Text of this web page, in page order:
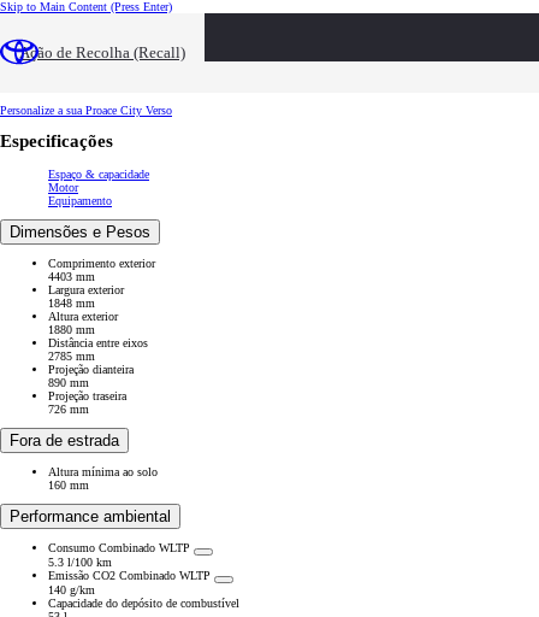
Skip to Main Content (Press Enter)
Ação de Recolha (Recall)
Modelos e Especificações
Preços e Promoções
Personalize a sua Proace City Verso
Especificações
Espaço & capacidade
Motor
Equipamento
Dimensões e Pesos
Comprimento exterior
4403 mm
Largura exterior
1848 mm
Altura exterior
1880 mm
Distância entre eixos
2785 mm
Projeção dianteira
890 mm
Projeção traseira
726 mm
Fora de estrada
Altura mínima ao solo
160 mm
Performance ambiental
Consumo Combinado WLTP
5.3 l/100 km
Emissão CO2 Combinado WLTP
140 g/km
Capacidade do depósito de combustível